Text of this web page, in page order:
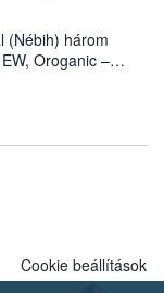
(Nébih) három
Oroganic –
követően,
elleni további
termesztésben is
Cookie beállítások